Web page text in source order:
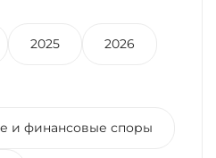
2025 2026
и финансовые споры